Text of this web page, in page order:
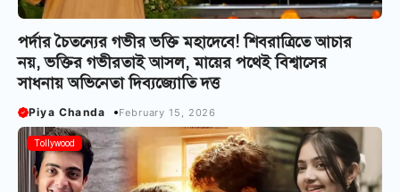
পর্দার চৈতন্যের গভীর ভক্তি মহাদেবে! শিবরাত্রিতে আচার
নয়, ভক্তির গভীরতাই আসল, মায়ের পথেই বিশ্বাসের
সাধনায় অভিনেতা দিব্যজ্যোতি দত্ত
Piya Chanda February 15, 2026
Tollywood